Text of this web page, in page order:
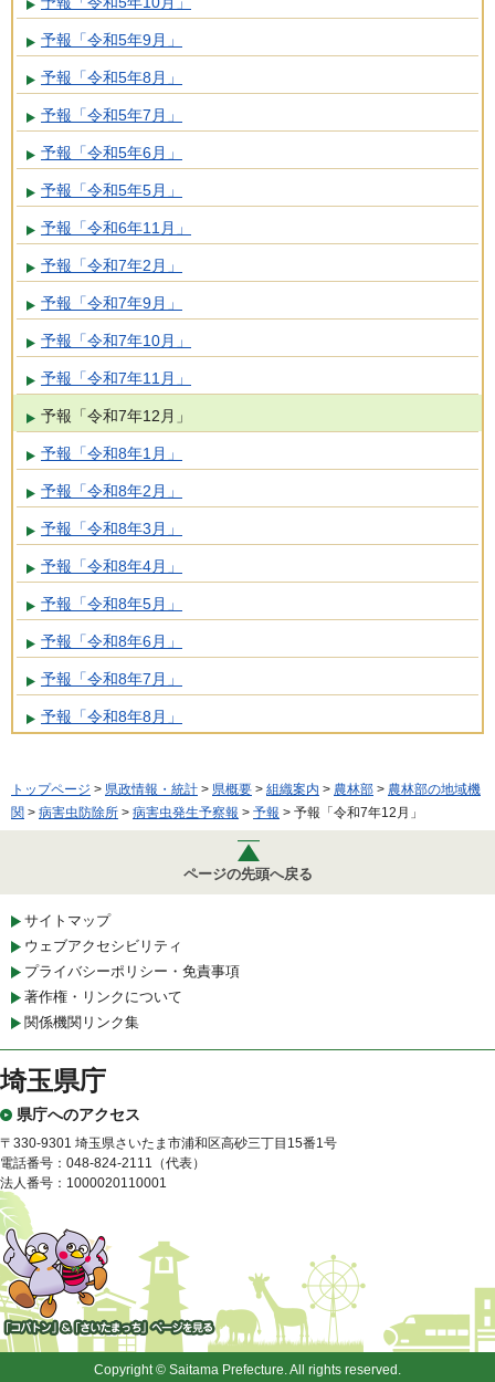
予報「令和5年9月」
予報「令和5年8月」
予報「令和5年7月」
予報「令和5年6月」
予報「令和5年5月」
予報「令和6年11月」
予報「令和7年2月」
予報「令和7年9月」
予報「令和7年10月」
予報「令和7年11月」
予報「令和7年12月」
予報「令和8年1月」
予報「令和8年2月」
予報「令和8年3月」
予報「令和8年4月」
予報「令和8年5月」
予報「令和8年6月」
予報「令和8年7月」
予報「令和8年8月」
トップページ > 県政情報・統計 > 県概要 > 組織案内 > 農林部 > 農林部の地域機
関 > 病害虫防除所 > 病害虫発生予察報 > 予報 > 予報「令和7年12月」
ページの先頭へ戻る
サイトマップ
ウェブアクセシビリティ
プライバシーポリシー・免責事項
著作権・リンクについて
関係機関リンク集
埼玉県庁
県庁へのアクセス
〒330-9301 埼玉県さいたま市浦和区高砂三丁目15番1号
電話番号：048-824-2111（代表）
法人番号：1000020110001
「コバトン」&「さいたまっ
Copyright © Saitama Prefecture. All rights reserved.